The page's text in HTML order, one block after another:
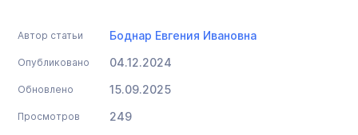
Автор статьи Боднар Евгения Ивановна
Опубликовано 04.12.2024
Обновлено 15.09.2025
Просмотров 249